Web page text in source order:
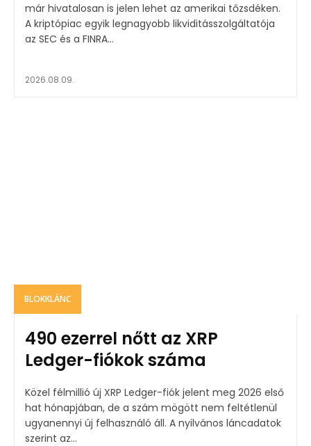
már hivatalosan is jelen lehet az amerikai tőzsdéken.
A kriptópiac egyik legnagyobb likviditásszolgáltatója
az SEC és a FINRA...
2026.08.09.
BLOKKLÁNC
490 ezerrel nőtt az XRP
Ledger-fiókok száma
Közel félmillió új XRP Ledger-fiók jelent meg 2026 első
hat hónapjában, de a szám mögött nem feltétlenül
ugyanennyi új felhasználó áll. A nyilvános láncadatok
szerint az...